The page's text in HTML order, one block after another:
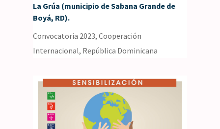
La Grúa (municipio de Sabana Grande de
Boyá, RD).
Convocatoria 2023,Cooperación
Internacional, República Dominicana